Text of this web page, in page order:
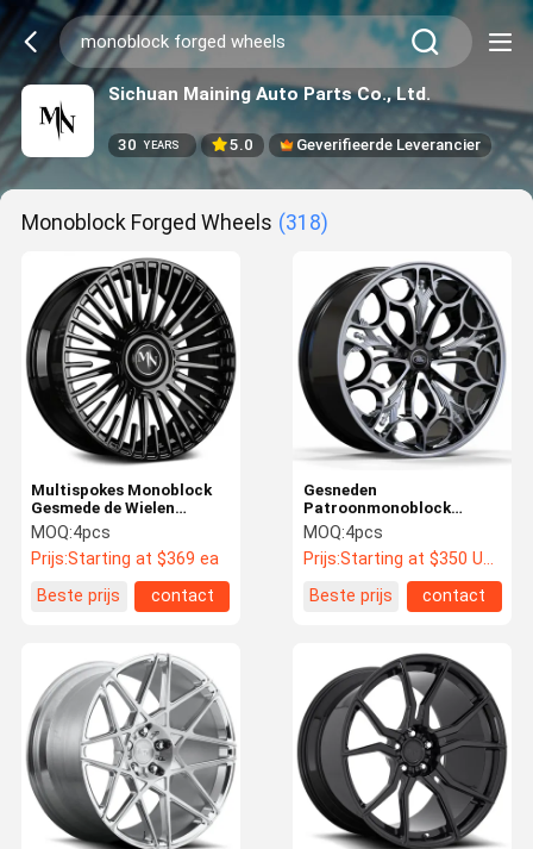
Sichuan Maining Auto Parts Co., Ltd.
30 YEARS 5.0 Geverifieerde Leverancier
Monoblock Forged Wheels (318)
Multispokes Monoblock
Gesmede de Wielen
Brutozwarte van
Mainingsmotorsports
MOQ:4pcs
Prijs:Starting at $369 ea
Beste prijs
contact
Gesneden
Patroonmonoblock
Gesmede Wielen voor
Land Rover Range Rover
MOQ:4pcs
Prijs:Starting at $350 US Dollars ea
Beste prijs
contact